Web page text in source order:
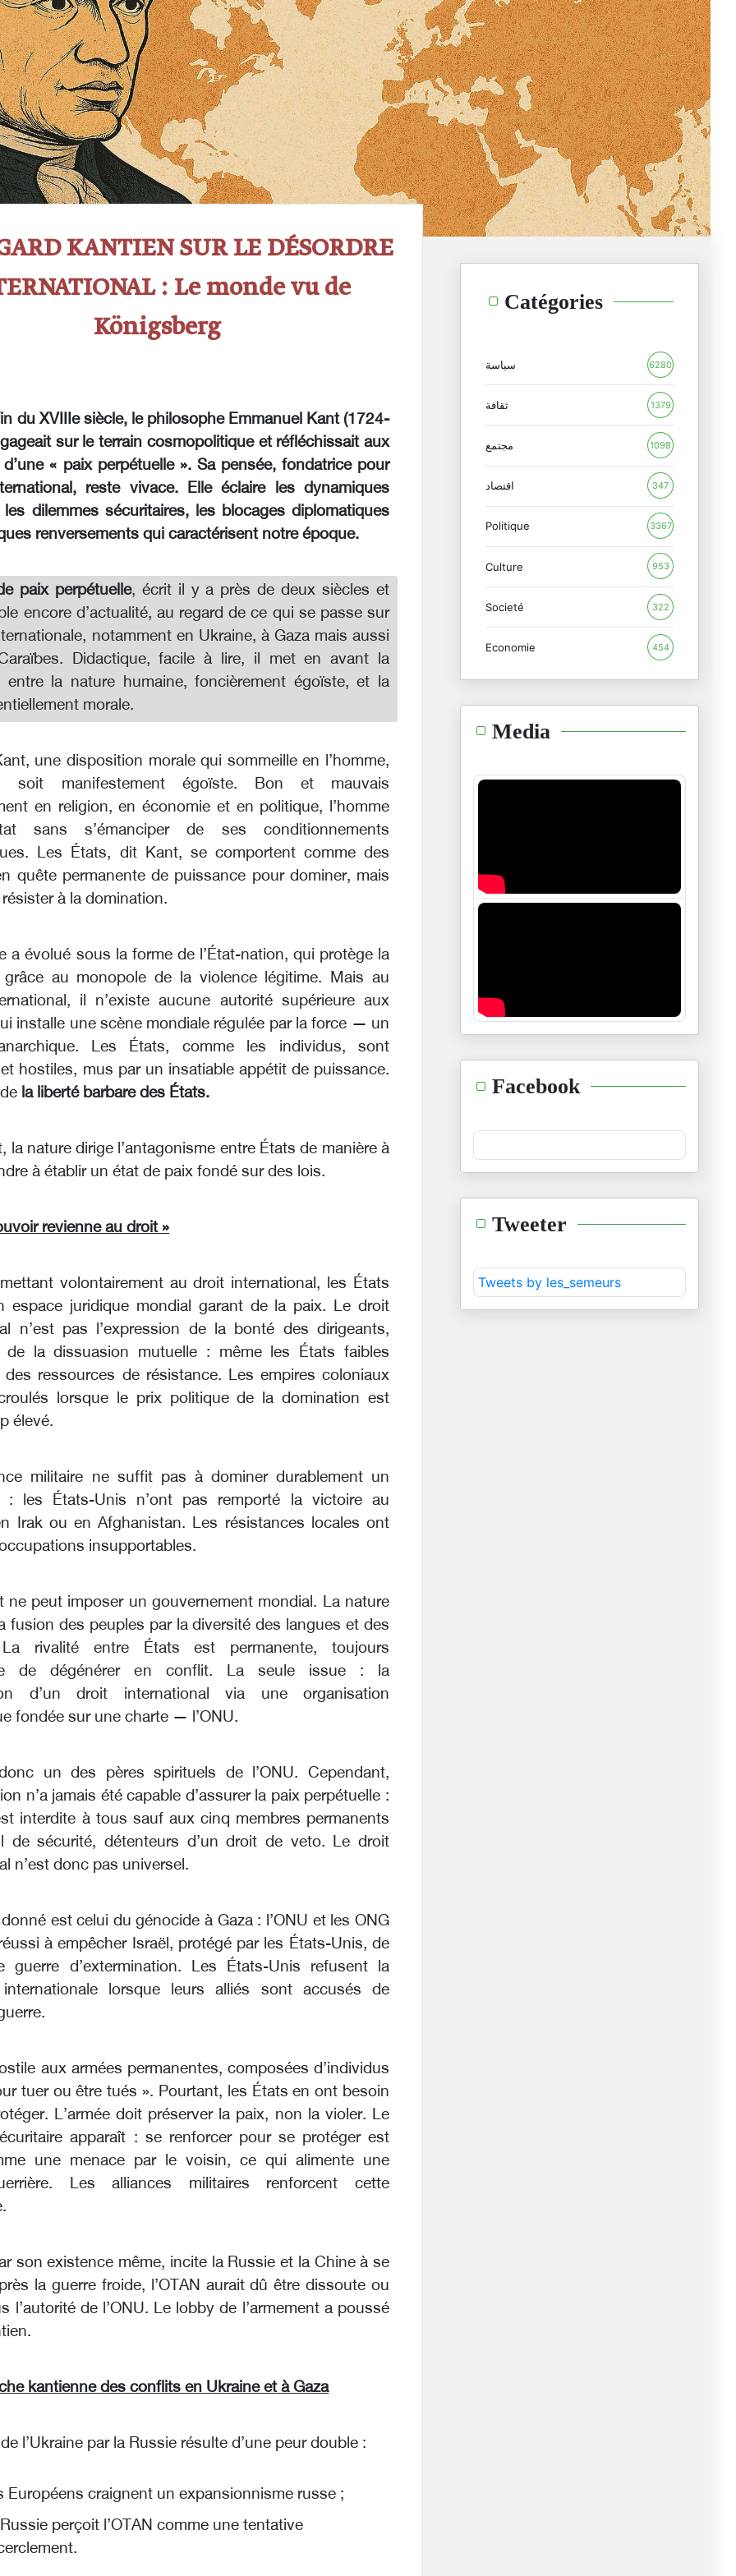
KANTIEN SUR LE DÉSORDRE
: Le monde vu de
Königsberg
du XVIIIe siècle, le philosophe Emmanuel Kant (1724-
sur le terrain cosmopolitique et réfléchissait aux
« paix perpétuelle ». Sa pensée, fondatrice pour
reste vivace. Elle éclaire les dynamiques
les dilemmes sécuritaires, les blocages diplomatiques
renversements qui caractérisent notre époque.
paix perpétuelle, écrit il y a près de deux siècles et
encore d’actualité, au regard de ce qui se passe sur
notamment en Ukraine, à Gaza mais aussi
Didactique, facile à lire, il met en avant la
entre la nature humaine, foncièrement égoïste, et la
morale.
une disposition morale qui sommeille en l’homme,
soit manifestement égoïste. Bon et mauvais
en religion, en économie et en politique, l’homme
sans s’émanciper de ses conditionnements
Les États, dit Kant, se comportent comme des
quête permanente de puissance pour dominer, mais
à la domination.
a évolué sous la forme de l’État-nation, qui protège la
au monopole de la violence légitime. Mais au
il n’existe aucune autorité supérieure aux
installe une scène mondiale régulée par la force — un
Les États, comme les individus, sont
hostiles, mus par un insatiable appétit de puissance.
la liberté barbare des États.
la nature dirige l’antagonisme entre États de manière à
à établir un état de paix fondé sur des lois.
revienne au droit »
volontairement au droit international, les États
espace juridique mondial garant de la paix. Le droit
n’est pas l’expression de la bonté des dirigeants,
de la dissuasion mutuelle : même les États faibles
des ressources de résistance. Les empires coloniaux
lorsque le prix politique de la domination est
élevé.
militaire ne suffit pas à dominer durablement un
: les États-Unis n’ont pas remporté la victoire au
Irak ou en Afghanistan. Les résistances locales ont
insupportables.
ne peut imposer un gouvernement mondial. La nature
fusion des peuples par la diversité des langues et des
La rivalité entre États est permanente, toujours
de dégénérer en conflit. La seule issue : la
d’un droit international via une organisation
fondée sur une charte — l’ONU.
un des pères spirituels de l’ONU. Cependant,
n’a jamais été capable d’assurer la paix perpétuelle :
interdite à tous sauf aux cinq membres permanents
de sécurité, détenteurs d’un droit de veto. Le droit
n’est donc pas universel.
donné est celui du génocide à Gaza : l’ONU et les ONG
à empêcher Israël, protégé par les États-Unis, de
guerre d’extermination. Les États-Unis refusent la
lorsque leurs alliés sont accusés de
aux armées permanentes, composées d’individus
tuer ou être tués ». Pourtant, les États en ont besoin
L’armée doit préserver la paix, non la violer. Le
apparaît : se renforcer pour se protéger est
une menace par le voisin, ce qui alimente une
Les alliances militaires renforcent cette
son existence même, incite la Russie et la Chine à se
la guerre froide, l’OTAN aurait dû être dissoute ou
l’autorité de l’ONU. Le lobby de l’armement a poussé
kantienne des conflits en Ukraine et à Gaza
l’Ukraine par la Russie résulte d’une peur double :
Européens craignent un expansionnisme russe ;
perçoit l’OTAN comme une tentative
Catégories
سياسة 6280
ثقافة 1379
مجتمع 1098
اقتصاد 347
Politique 3367
Culture 953
Societé 322
Economie 454
Media
Facebook
Tweeter
Tweets by les_semeurs